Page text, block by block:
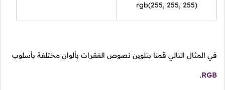
rgb(255, 255, 255)
في المثال التالي قمنا بتلوين نصوص الفقرات بألوان مختلفة بأسلوب
RGB
.